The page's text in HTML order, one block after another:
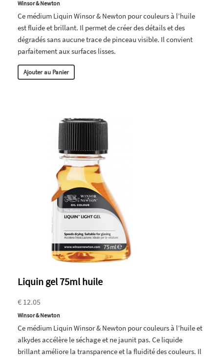
Winsor & Newton
Ce médium Liquin Winsor & Newton pour couleurs à l’huile
est fluide et brillant. Il permet de créer des détails et des
dégradés sans aucune trace de pinceau visible. Il convient
parfaitement aux surfaces lisses.
Ajouter au Panier
Liquin gel 75ml huile
€ 12.05
Winsor & Newton
Ce médium Liquin Winsor & Newton pour couleurs à l’huile et
alkydes accélère le séchage et ne jaunit pas. Ce liquide
brillant améliore la transparence et la fluidité des couleurs. Il